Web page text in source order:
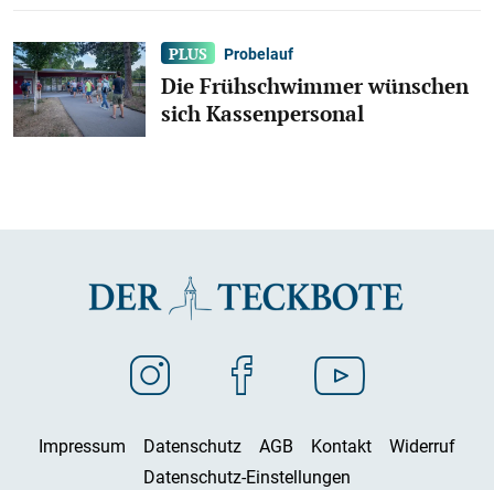
Probelauf
Die Frühschwimmer wünschen
sich Kassenpersonal
Impressum Datenschutz AGB Kontakt
Widerruf
Datenschutz-Einstellungen